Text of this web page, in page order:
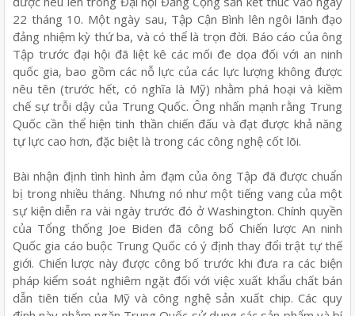
22 tháng 10. Một ngày sau, Tập Cận Bình lên ngôi lãnh đạo
đảng nhiệm kỳ thứ ba, và có thể là trọn đời. Báo cáo của ông
Tập trước đại hội đã liệt kê các mối đe dọa đối với an ninh
quốc gia, bao gồm các nỗ lực của các lực lượng không được
nêu tên (trước hết, có nghĩa là Mỹ) nhằm phá hoại và kiềm
chế sự trỗi dậy của Trung Quốc. Ông nhấn mạnh rằng Trung
Quốc cần thể hiện tinh thần chiến đấu và đạt được khả năng
tự lực cao hơn, đặc biệt là trong các công nghệ cốt lõi.
Bài nhận định tình hình ảm đạm của ông Tập đã được chuẩn
bị trong nhiều tháng. Nhưng nó như một tiếng vang của một
sự kiện diễn ra vài ngày trước đó ở Washington. Chính quyền
của Tổng thống Joe Biden đã công bố Chiến lược An ninh
Quốc gia cáo buộc Trung Quốc có ý định thay đổi trật tự thế
giới. Chiến lược này được công bố trước khi đưa ra các biện
pháp kiểm soát nghiêm ngặt đối với việc xuất khẩu chất bán
dẫn tiên tiến của Mỹ và công nghệ sản xuất chip. Các quy